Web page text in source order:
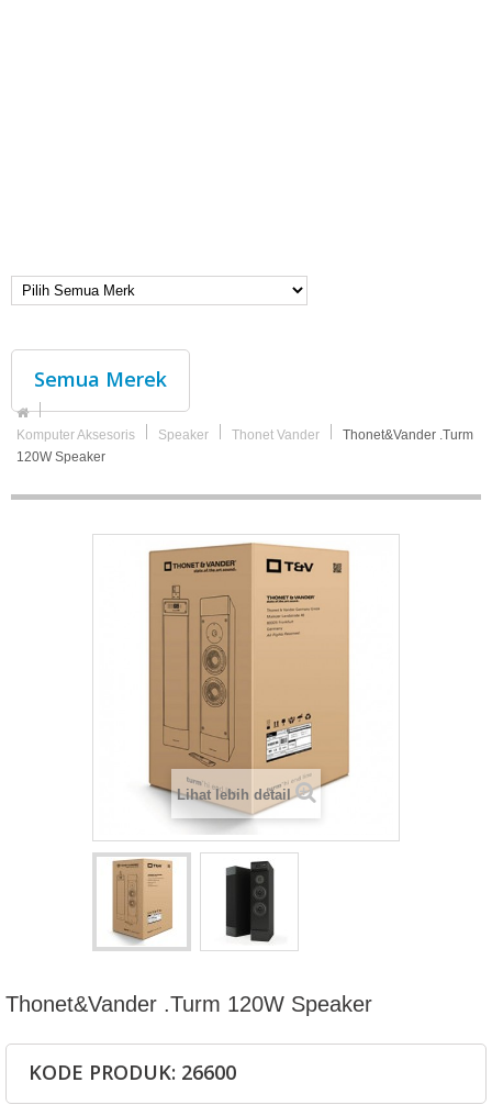
Semua Merek
Komputer Aksesoris Speaker Thonet Vander
Thonet&Vander .Turm
120W Speaker
Lihat lebih detail
Thonet&Vander .Turm 120W Speaker
KODE PRODUK: 26600